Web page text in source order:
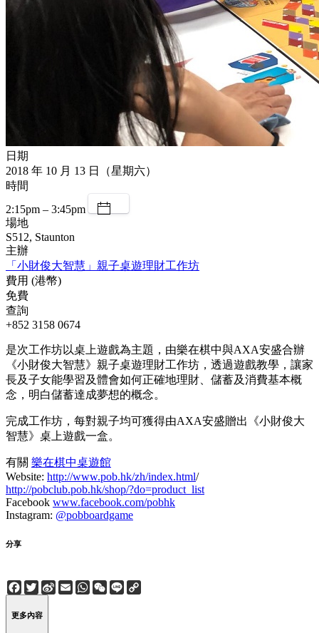
日期
2018 年 10 月 13 日（星期六）
時間
2:15pm – 3:45pm
場地
S512, Staunton
主辦
「小財俊大智慧」親子桌遊理財工作坊
費用 (港幣)
免費
查詢
+852 3158 0674
是次工作坊以桌上遊戲為主題，由樂在棋中與AXA安盛合辦
《小財俊大智慧》親子桌遊理財工作坊，透過遊戲教學，讓家
長及子女能學習及體會如何正確地理財、儲蓄及消費基本概
念，明白儲蓄達成夢想的概念。
完成工作坊，每對親子均可獲得由AXA安盛贈出《小財俊大
智慧》桌上遊戲一盒。
有關 樂在棋中桌遊館
Website: http://www.pob.hk/zh/index.html/
http://pobclub.pob.hk/shop/?do=product_list
Facebook www.facebook.com/pobhk
Instagram: @pobboardgame
分享
Facebook
Twitter
Sina
Weibo
EmailWhatsApp
WeChat
Line
更多內容